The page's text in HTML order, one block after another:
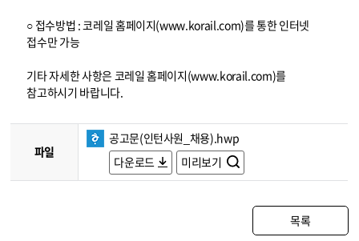
○ 접수방법 : 코레일 홈페이지(www.korail.com)를 통한 인터넷
접수만 가능
기타 자세한 사항은 코레일 홈페이지(www.korail.com)를
참고하시기 바랍니다.
파일
공고문(인턴사원_채용).hwp
다운로드
미리보기
목록